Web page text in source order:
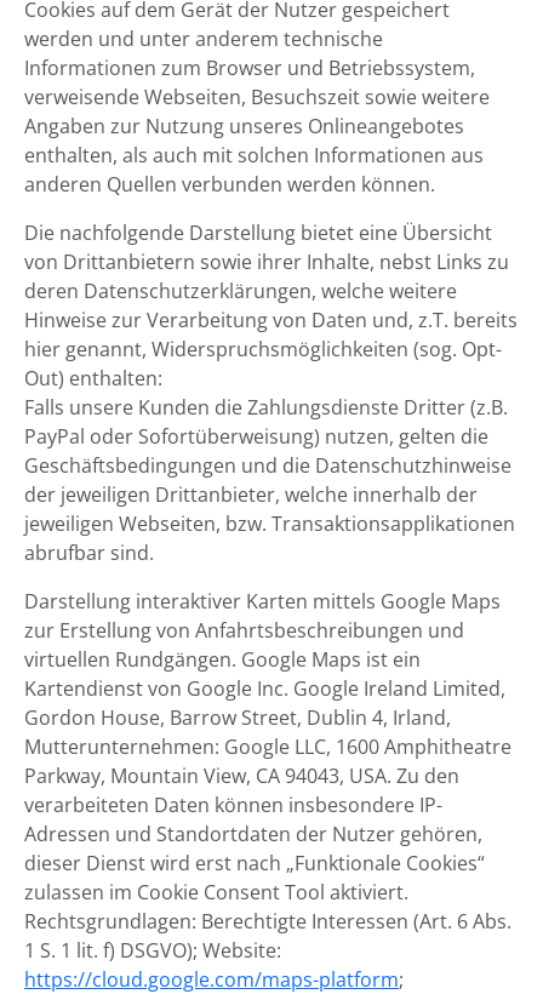
Cookies auf dem Gerät der Nutzer gespeichert
werden und unter anderem technische
Informationen zum Browser und Betriebssystem,
verweisende Webseiten, Besuchszeit sowie weitere
Angaben zur Nutzung unseres Onlineangebotes
enthalten, als auch mit solchen Informationen aus
anderen Quellen verbunden werden können.
Die nachfolgende Darstellung bietet eine Übersicht
von Drittanbietern sowie ihrer Inhalte, nebst Links zu
deren Datenschutzerklärungen, welche weitere
Hinweise zur Verarbeitung von Daten und, z.T. bereits
hier genannt, Widerspruchsmöglichkeiten (sog. Opt-
Out) enthalten:
Falls unsere Kunden die Zahlungsdienste Dritter (z.B.
PayPal oder Sofortüberweisung) nutzen, gelten die
Geschäftsbedingungen und die Datenschutzhinweise
der jeweiligen Drittanbieter, welche innerhalb der
jeweiligen Webseiten, bzw. Transaktionsapplikationen
abrufbar sind.
Darstellung interaktiver Karten mittels Google Maps
zur Erstellung von Anfahrtsbeschreibungen und
virtuellen Rundgängen. Google Maps ist ein
Kartendienst von Google Inc. Google Ireland Limited,
Gordon House, Barrow Street, Dublin 4, Irland,
Mutterunternehmen: Google LLC, 1600 Amphitheatre
Parkway, Mountain View, CA 94043, USA. Zu den
verarbeiteten Daten können insbesondere IP-
Adressen und Standortdaten der Nutzer gehören,
dieser Dienst wird erst nach „Funktionale Cookies“
zulassen im Cookie Consent Tool aktiviert.
Rechtsgrundlagen: Berechtigte Interessen (Art. 6 Abs.
1 S. 1 lit. f) DSGVO); Website:
https://cloud.google.com/maps-platform;